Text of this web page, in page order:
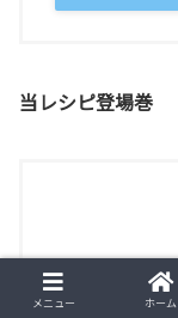
当レシピ登場巻
メニュー ホーム